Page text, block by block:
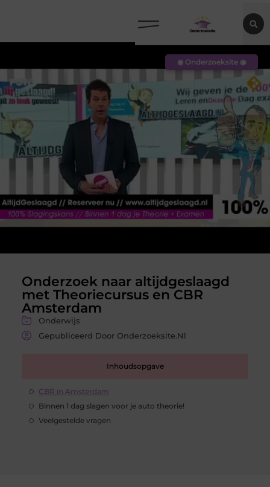
Onderzoek naar altijdgeslaagd
met Theoriecursus en CBR
Amsterdam
Onderwijs
Gepubliceerd Door Onderzoeksite.nl
Inhoudsopgave
CBR in Amsterdam
Binnen 1 dag slagen voor je auto theorie!
Veelgestelde vragen
◉ Onderzoeksite ◉